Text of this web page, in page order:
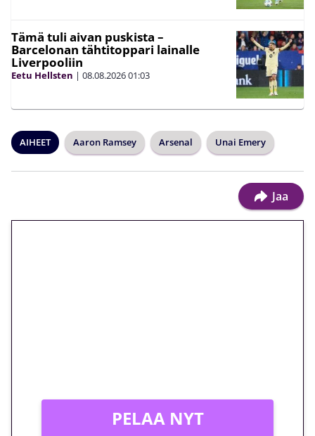
Tämä tuli aivan puskista –
Barcelonan tähtitoppari lainalle
Liverpooliin
Eetu Hellsten | 08.08.202601:03
AIHEET Aaron Ramsey Arsenal Unai Emery
Jaa
PELAA NYT